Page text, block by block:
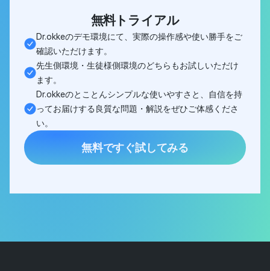
無料トライアル
Dr.okkeのデモ環境にて、実際の操作感や使い勝手をご
確認いただけます。
先生側環境・生徒様側環境のどちらもお試しいただけ
ます。
Dr.okkeのとことんシンプルな使いやすさと、自信を持
ってお届けする良質な問題・解説をぜひご体感くださ
い。
無料ですぐ試してみる